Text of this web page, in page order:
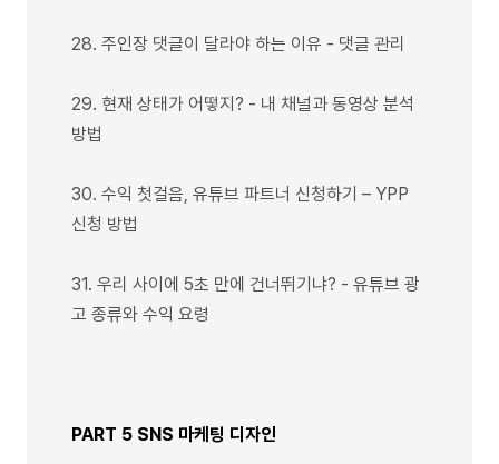
28. 주인장 댓글이 달라야 하는 이유 - 댓글 관리
29. 현재 상태가 어떻지? - 내 채널과 동영상 분석
방법
30. 수익 첫걸음, 유튜브 파트너 신청하기 – YPP
신청 방법
31. 우리 사이에 5초 만에 건너뛰기냐? - 유튜브 광
고 종류와 수익 요령
PART 5 SNS 마케팅 디자인